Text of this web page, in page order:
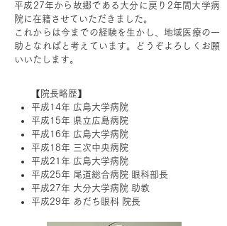
平成27年から故郷である大分に戻り2年間大学病
院に在籍させていただきました。
これからは今までの経験を生かし、地域医療の一
助となればと考えています。どうぞよろしくお願
いいたします。
【院長略歴】
平成14年 広島大学病院
平成15年 県立広島病院
平成16年 広島大学病院
平成18年 三次中央病院
平成21年 広島大学病院
平成25年 尾道総合病院 眼科部長
平成27年 大分大学病院 助教
平成29年 あだち眼科 院長